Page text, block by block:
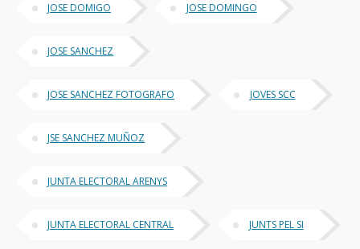
JOSE DOMIGO JOSE DOMINGO
JOSE SANCHEZ
JOSE SANCHEZ FOTOGRAFO JOVES SCC
JSE SANCHEZ MUÑOZ
JUNTA ELECTORAL ARENYS
JUNTA ELECTORAL CENTRAL JUNTS PEL SI